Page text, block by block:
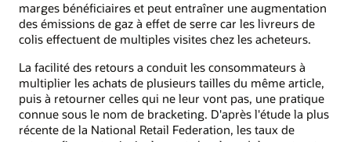
marges bénéficiaires et peut entraîner une augmentation
des émissions de gaz à effet de serre car les livreurs de
colis effectuent de multiples visites chez les acheteurs.
La facilité des retours a conduit les consommateurs à
multiplier les achats de plusieurs tailles du même article,
puis à retourner celles qui ne leur vont pas, une pratique
connue sous le nom de bracketing. D'après l'étude la plus
récente de la National Retail Federation, les taux de